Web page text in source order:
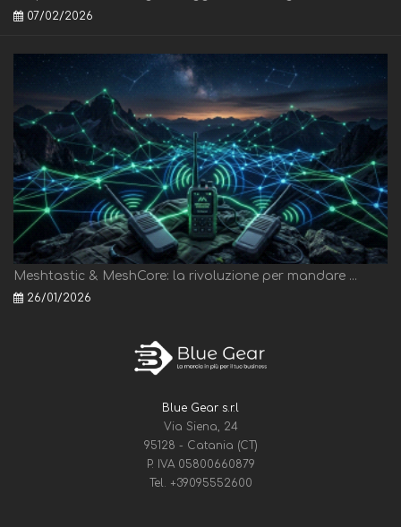
07/02/2026
Meshtastic & MeshCore: la rivoluzione per mandare ...
26/01/2026
Blue Gear s.r.l
Via Siena, 24
95128 - Catania (CT)
P. IVA 05800660879
Tel. +39095552600